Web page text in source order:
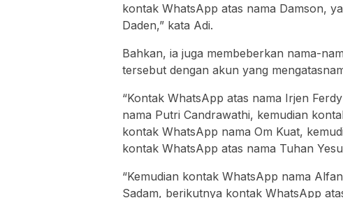
kontak WhatsApp atas nama Damson,
Daden,” kata Adi.
Bahkan, ia juga membeberkan nama-
tersebut dengan akun yang
“Kontak WhatsApp atas nama Irjen
nama Putri Candrawathi, kemudian
kontak WhatsApp nama Om Kuat,
kontak WhatsApp atas nama Tuhan
“Kemudian kontak WhatsApp nama
Sadam, berikutnya kontak WhatsApp